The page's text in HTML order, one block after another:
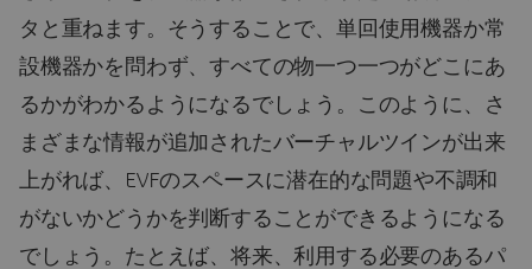
タと重ねます。そうすることで、単回使用機器か常
設機器かを問わず、すべての物一つ一つがどこにあ
るかがわかるようになるでしょう。このように、さ
まざまな情報が追加されたバーチャルツインが出来
上がれば、EVFのスペースに潜在的な問題や不調和
がないかどうかを判断することができるようになる
でしょう。たとえば、将来、利用する必要のあるパ